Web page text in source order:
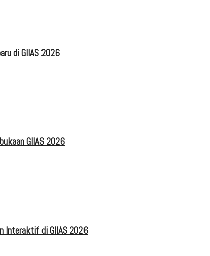
di GIIAS 2026
GIIAS 2026
Interaktif di GIIAS 2026